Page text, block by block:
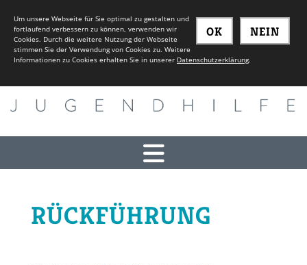
RÜCKFÜHRUNG
NEIN
OK
Um unsere Webseite für Sie optimal zu gestalten und
fortlaufend verbessern zu können, verwenden wir
Cookies. Durch die weitere Nutzung der Webseite
stimmen Sie der Verwendung von Cookies zu. Weitere
Informationen zu Cookies erhalten Sie in unserer Datenschutzerklärung.